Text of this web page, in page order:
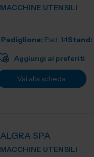
MACCHINE UTENSILI
Padiglione: Pad. 14Stand:
Aggiungi ai preferiti
Vai alla scheda
ALGRA SPA
MACCHINE UTENSILI